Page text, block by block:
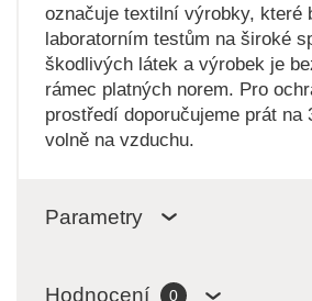
označuje textilní výrobky, které
laboratorním testům na široké
škodlivých látek a výrobek je
rámec platných norem. Pro
prostředí doporučujeme prát na
volně na vzduchu.
Parametry
Hodnocení 0